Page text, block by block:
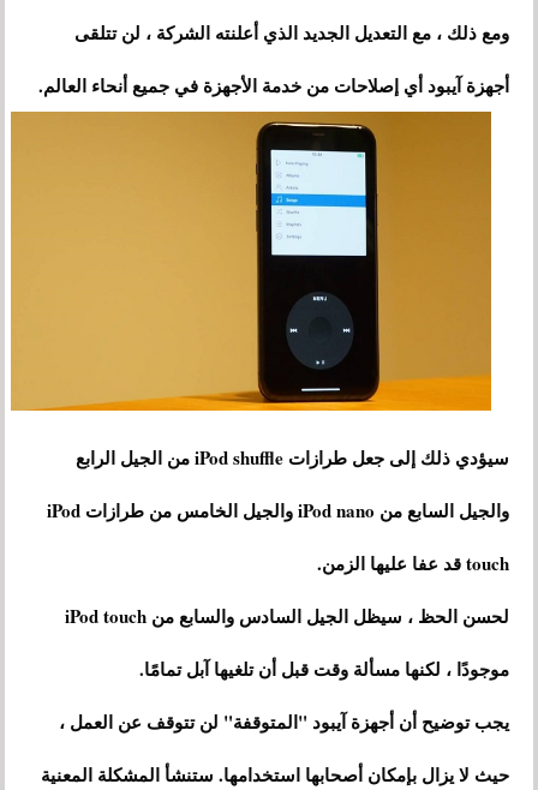
ومع ذلك ، مع التعديل الجديد الذي أعلنته الشركة ، لن تتلقى
أجهزة آيبود أي إصلاحات من خدمة الأجهزة في جميع أنحاء العالم.
سيؤدي ذلك إلى جعل طرازات iPod shuffle من الجيل الرابع
والجيل السابع من iPod nano والجيل الخامس من طرازات iPod
touch قد عفا عليها الزمن.
لحسن الحظ ، سيظل الجيل السادس والسابع من iPod touch
موجودًا ، لكنها مسألة وقت قبل أن تلغيها آبل تمامًا.
يجب توضيح أن أجهزة آيبود "المتوقفة" لن تتوقف عن العمل ،
حيث لا يزال بإمكان أصحابها استخدامها. ستنشأ المشكلة المعنية